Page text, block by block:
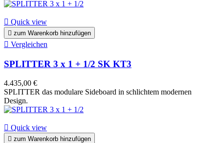
 Quick view
 zum Warenkorb hinzufügen
 Vergleichen
SPLITTER 3 x 1 + 1/2 SK KT3
4.435,00 €
SPLITTER das modulare Sideboard in schlichtem modernen
Design.
 Quick view
 zum Warenkorb hinzufügen